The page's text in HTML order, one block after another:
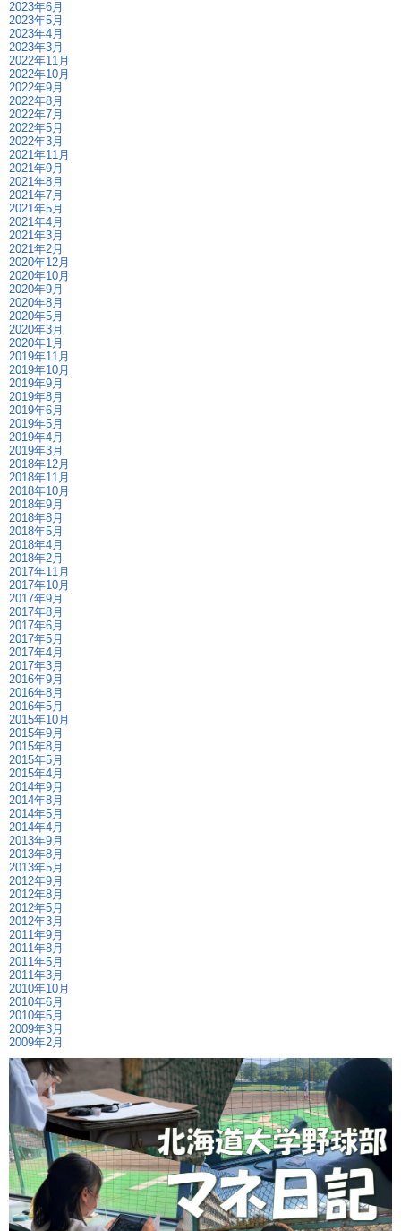
2023年6月
2023年5月
2023年4月
2023年3月
2022年11月
2022年10月
2022年9月
2022年8月
2022年7月
2022年5月
2022年3月
2021年11月
2021年9月
2021年8月
2021年7月
2021年5月
2021年4月
2021年3月
2021年2月
2020年12月
2020年10月
2020年9月
2020年8月
2020年5月
2020年3月
2020年1月
2019年11月
2019年10月
2019年9月
2019年8月
2019年6月
2019年5月
2019年4月
2019年3月
2018年12月
2018年11月
2018年10月
2018年9月
2018年8月
2018年5月
2018年4月
2018年2月
2017年11月
2017年10月
2017年9月
2017年8月
2017年6月
2017年5月
2017年4月
2017年3月
2016年9月
2016年8月
2016年5月
2015年10月
2015年9月
2015年8月
2015年5月
2015年4月
2014年9月
2014年8月
2014年5月
2014年4月
2013年9月
2013年8月
2013年5月
2012年9月
2012年8月
2012年5月
2012年3月
2011年9月
2011年8月
2011年5月
2011年3月
2010年10月
2010年6月
2010年5月
2009年3月
2009年2月